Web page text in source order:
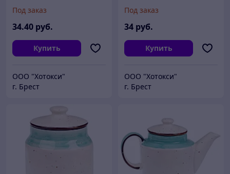
Под заказ
34.40 руб.
Купить
ООО "Хотокси"
г. Брест
Под заказ
34 руб.
Купить
ООО "Хотокси"
г. Брест